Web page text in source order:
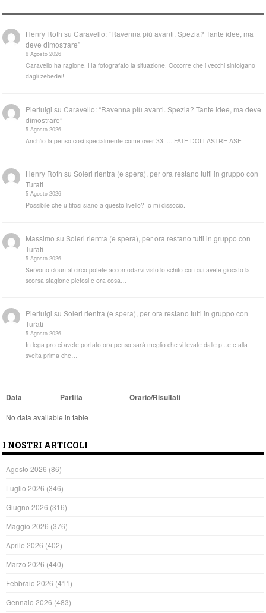
Henry Roth suCaravello: “Ravenna più avanti. Spezia? Tante idee, ma
deve dimostrare”
6 Agosto 2026
Caravello ha ragione. Ha fotografato la situazione. Occorre che i vecchi sintolgano
dagli zebedei!
Pierluigi suCaravello: “Ravenna più avanti. Spezia? Tante idee, ma deve
dimostrare”
5 Agosto 2026
Anch'io la penso così specialmente come over 33..... FATE DOI LASTRE ASE
Henry Roth suSoleri rientra (e spera), per ora restano tutti in gruppo con
Turati
5 Agosto 2026
Possibile che u tifosi siano a questo livello? Io mi dissocio.
Massimo suSoleri rientra (e spera), per ora restano tutti in gruppo con
Turati
5 Agosto 2026
Servono cloun al circo potete accomodarvi visto lo schifo con cui avete giocato la
scorsa stagione pietosi e ora cosa…
Pierluigi suSoleri rientra (e spera), per ora restano tutti in gruppo con
Turati
5 Agosto 2026
In lega pro ci avete portato ora penso sarà meglio che vi levate dalle p...e e alla
svelta prima che…
Data Partita Orario/Risultati
No data available in table
I NOSTRI ARTICOLI
Agosto 2026 (86)
Luglio 2026 (346)
Giugno 2026 (316)
Maggio 2026 (376)
Aprile 2026 (402)
Marzo 2026 (440)
Febbraio 2026 (411)
Gennaio 2026 (483)